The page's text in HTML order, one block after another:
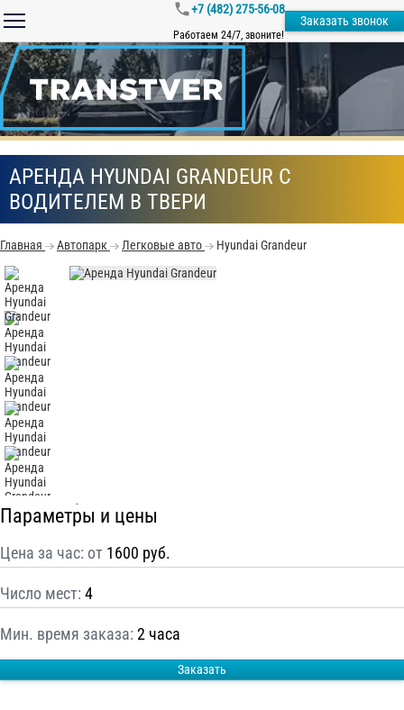
+7 (482) 275-56-08
Работаем 24/7, звоните!
Заказать звонок
АРЕНДА HYUNDAI GRANDEUR С
ВОДИТЕЛЕМ В ТВЕРИ
Главная Автопарк Легковые авто Hyundai Grandeur
Параметры и цены
Цена за час: от 1600 руб.
Число мест: 4
Мин. время заказа: 2 часа
Заказать